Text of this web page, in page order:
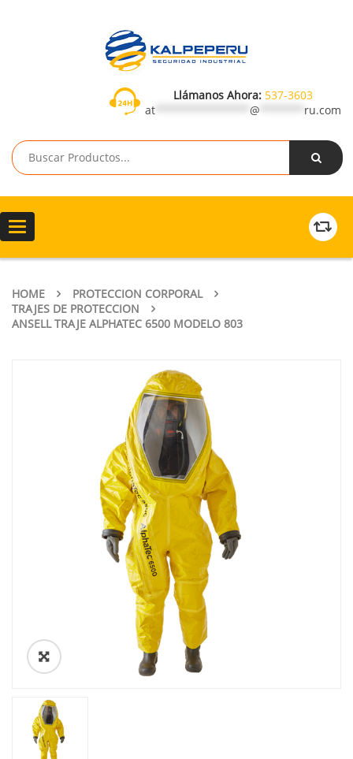
Llámanos Ahora: 537-3603
at
@ ru.com
Toggle
navigation
HOME
PROTECCION CORPORAL
TRAJES DE PROTECCION
ANSELL TRAJE ALPHATEC 6500 MODELO 803